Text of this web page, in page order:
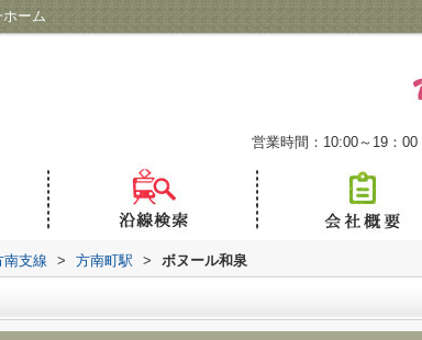
ーム
営業時間：10:00～19：00
南支線 > 方南町駅 > ボヌール和泉